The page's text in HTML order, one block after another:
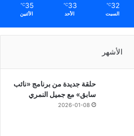
32
℃
السبت
33
℃
الأحد
35
℃
الأثنين
الأشهر
حلقة جديدة من برنامج «نائب
سابق» مع جميل النمري
2026-01-08